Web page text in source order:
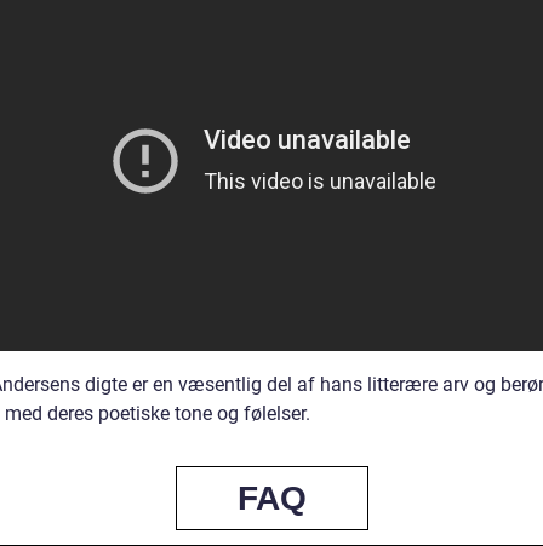
digte er en væsentlig del af hans litterære arv og
deres poetiske tone og følelser.
FAQ